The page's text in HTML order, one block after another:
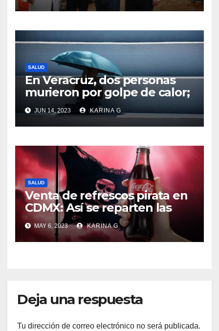
SALUD
En Veracruz, dos personas
murieron por golpe de calor;
una tenía 15 años
JUN 14, 2023 KARINA G
SALUD
Venta de refrescos pirata en
CDMX: Así se reparten las
ganancias, según la
FiscalíaEn la alcaldía
Iztapalapa se localizaron
MAY 6, 2023 KARINA G
Deja una respuesta
Tu dirección de correo electrónico no será publicada.